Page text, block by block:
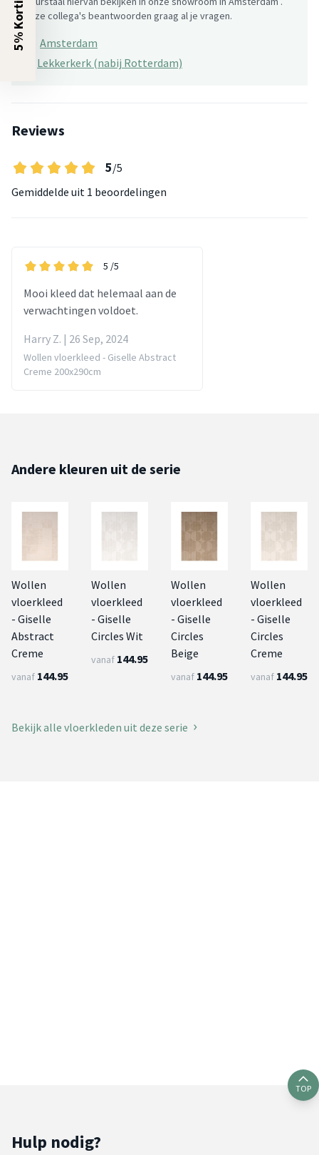
Onze collega's beantwoorden graag al je vragen.
Amsterdam
Lekkerkerk (nabij Rotterdam)
Reviews
5/5
Gemiddelde uit 1 beoordelingen
5 /5
Mooi kleed dat helemaal aan de
verwachtingen voldoet.
Harry Z. | 26 Sep, 2024
Wollen vloerkleed - Giselle Abstract
Creme 200x290cm
Andere kleuren uit de serie
Wollen
vloerkleed
- Giselle
Abstract
Creme
vanaf 144.95
Wollen
vloerkleed
- Giselle
Circles Wit
vanaf 144.95
Wollen
vloerkleed
- Giselle
Circles
Beige
vanaf 144.95
Wollen
vloerkleed
- Giselle
Circles
Creme
vanaf 144.95
Bekijk alle vloerkleden uit deze serie
TOP
Hulp nodig?
5% Korting?